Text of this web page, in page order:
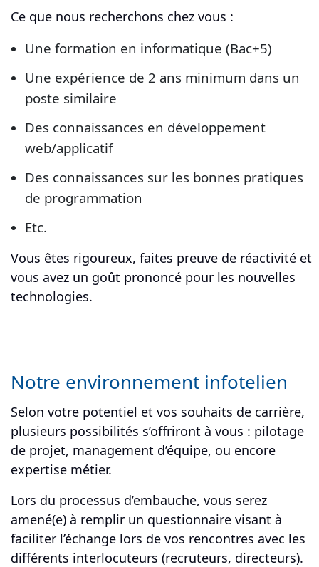
Ce que nous recherchons chez vous :
Une formation en informatique (Bac+5)
Une expérience de 2 ans minimum dans un
poste similaire
Des connaissances en développement
web/applicatif
Des connaissances sur les bonnes pratiques
de programmation
Etc.
Vous êtes rigoureux, faites preuve de réactivité et
vous avez un goût prononcé pour les nouvelles
technologies.
Notre environnement infotelien
Selon votre potentiel et vos souhaits de carrière,
plusieurs possibilités s’offriront à vous : pilotage
de projet, management d’équipe, ou encore
expertise métier.
Lors du processus d’embauche, vous serez
amené(e) à remplir un questionnaire visant à
faciliter l’échange lors de vos rencontres avec les
différents interlocuteurs (recruteurs, directeurs).